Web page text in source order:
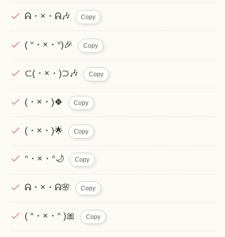
ᕱ・×・ᕱ🎶 Copy
( ᐡ・×・ᐡ)🎉 Copy
⊂(・×・)⊃🎶 Copy
(・×・)🍀 Copy
(・×・)🌟 Copy
ᐢ・×・ᐢ🌙 Copy
ᕱ・×・ᕱ🌸 Copy
( ᐢ・×・ᐢ )🎀 Copy